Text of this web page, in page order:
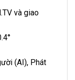
và giao
(AI), Phát